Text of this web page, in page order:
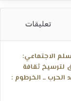
تعليقات
الاجتماعي:
لترسيخ ثقافة
الحرب ــ الخرطوم :